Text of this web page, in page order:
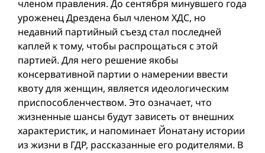
членом правления. До сентября минувшего года
уроженец Дрездена был членом ХДС, но
недавний партийный съезд стал последней
каплей к тому, чтобы распрощаться с этой
партией. Для него решение якобы
консервативной партии о намерении ввести
квоту для женщин, является идеологическим
приспособленчеством. Это означает, что
жизненные шансы будут зависеть от внешних
характеристик, и напоминает Йонатану истории
из жизни в ГДР, рассказанные его родителями. В